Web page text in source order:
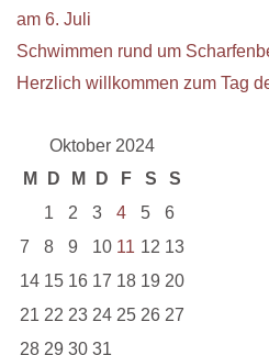
am 6. Juli
Schwimmen rund um
Herzlich willkommen zum Tag
Oktober 2024
M
D M D F S
S
1
2 3 4 5
6
7
8 9 10 11 12 13
14 15 16 17 18 19 20
21 22 23 24 25 26 27
28 29 30 31